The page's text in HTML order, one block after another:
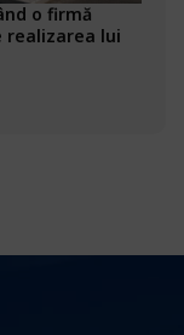
o firmă
realizarea lui